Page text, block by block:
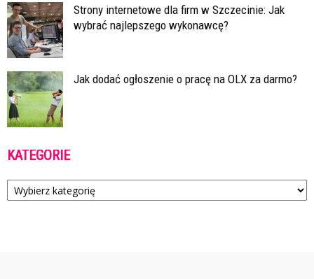
Strony internetowe dla firm w Szczecinie: Jak
wybrać najlepszego wykonawcę?
Jak dodać ogłoszenie o pracę na OLX za darmo?
KATEGORIE
Kategorie